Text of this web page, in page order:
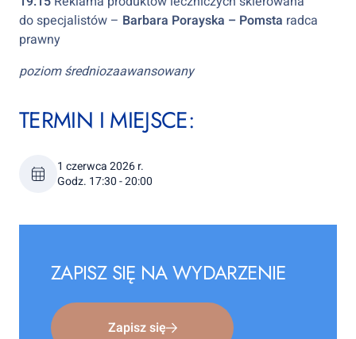
do specjalistów – Barbara Porayska – Pomsta radca
prawny
poziom średniozaawansowany
TERMIN I MIEJSCE:
1 czerwca 2026 r.
Godz. 17:30 - 20:00
ZAPISZ SIĘ NA WYDARZENIE
Zapisz się